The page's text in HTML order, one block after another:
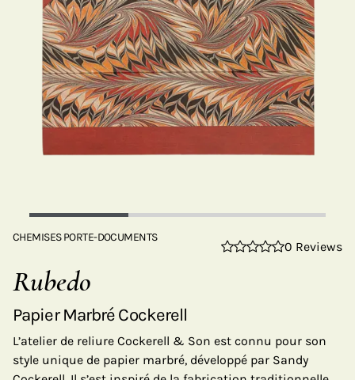
CHEMISES PORTE-DOCUMENTS
0 Reviews
Rubedo
Papier Marbré Cockerell
L’atelier de reliure Cockerell & Son est connu pour son
style unique de papier marbré, développé par Sandy